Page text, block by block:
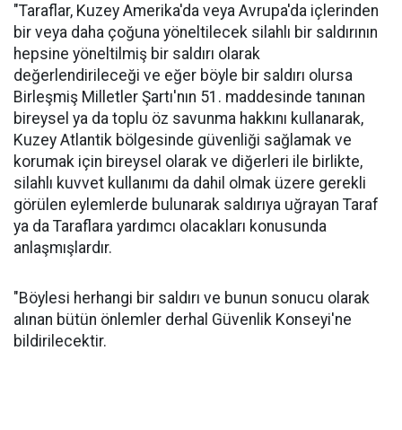
"Taraflar, Kuzey Amerika'da veya Avrupa'da içlerinden
bir veya daha çoğuna yöneltilecek silahlı bir saldırının
hepsine yöneltilmiş bir saldırı olarak
değerlendirileceği ve eğer böyle bir saldırı olursa
Birleşmiş Milletler Şartı'nın 51. maddesinde tanınan
bireysel ya da toplu öz savunma hakkını kullanarak,
Kuzey Atlantik bölgesinde güvenliği sağlamak ve
korumak için bireysel olarak ve diğerleri ile birlikte,
silahlı kuvvet kullanımı da dahil olmak üzere gerekli
görülen eylemlerde bulunarak saldırıya uğrayan Taraf
ya da Taraflara yardımcı olacakları konusunda
anlaşmışlardır.
"Böylesi herhangi bir saldırı ve bunun sonucu olarak
alınan bütün önlemler derhal Güvenlik Konseyi'ne
bildirilecektir.